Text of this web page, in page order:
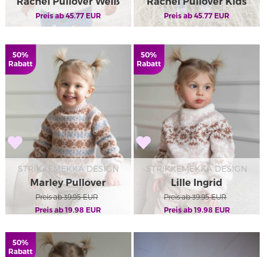
Kids
Preis ab 45.77EUR Preis ab 45.77 EUR
50%
Rabatt
STRIKKEMEKKA DESIGN
Marley Pullover
Preis ab 39.95EUR
Preis ab 19.98 EUR
50%
Rabatt
STRIKKEMEKKA DESIGN
Lille Ingrid
Preis ab 39.95EUR
Preis ab 19.98EUR
50%
Rabatt